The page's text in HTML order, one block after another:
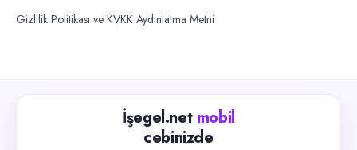
Gizlilik Politikası ve KVKK Aydınlatma Metni
İşegel.net mobil
cebinizde